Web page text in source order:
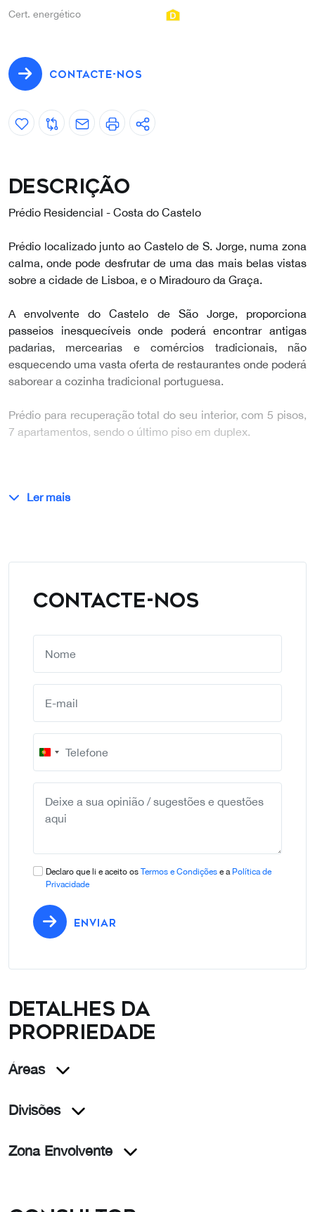
Cert. energético
CONTACTE-NOS
Descrição
Prédio Residencial - Costa do Castelo
Prédio localizado junto ao Castelo de S. Jorge, numa zona
calma, onde pode desfrutar de uma das mais belas vistas
sobre a cidade de Lisboa, e o Miradouro da Graça.
A envolvente do Castelo de São Jorge, proporciona
passeios inesquecíveis onde poderá encontrar antigas
padarias, mercearias e comércios tradicionais, não
esquecendo uma vasta oferta de restaurantes onde poderá
saborear a cozinha tradicional portuguesa.
Prédio para recuperação total do seu interior, com 5 pisos,
7 apartamentos, sendo o último piso em duplex.
Ler mais
CONTACTE-NOS
Portugal
+351
Declaro que li e aceito os Termos e Condições e a Política de
Privacidade
ENVIAR
Detalhes da
propriedade
Áreas
Divisões
Zona Envolvente